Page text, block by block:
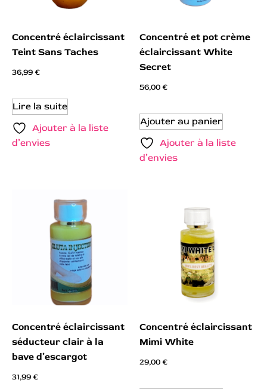
Concentré éclaircissant
Teint Sans Taches
36,99€
Lire la suite
Ajouter à la liste
d’envies
Concentré et pot crème
éclaircissant White
Secret
56,00€
Ajouter au panier
Ajouter à la liste
d’envies
Concentré éclaircissant
séducteur clair à la
bave d’escargot
31,99€
Concentré éclaircissant
Mimi White
29,00€